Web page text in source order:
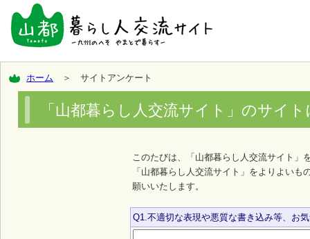
ホーム ＞ サイトアンケート
「山都暮らし人交流サイト」のサイ
このたびは、「山都暮らし人交流サイト」
「山都暮らし人交流サイト」をよりよい
願いいたします。
Q1.不適切な表現や悪質な書き込み等、お